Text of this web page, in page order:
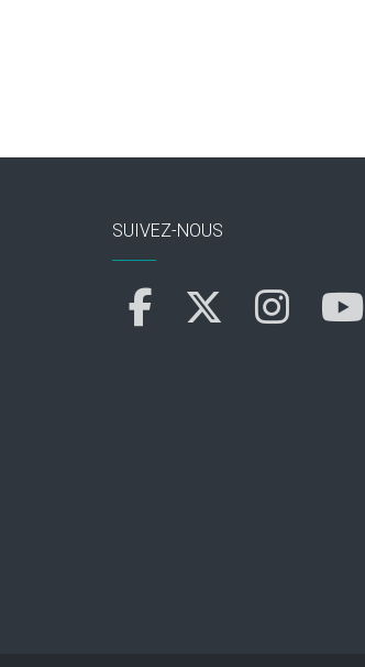
SUIVEZ-NOUS